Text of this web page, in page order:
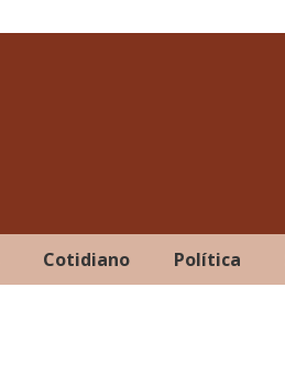
Cotidiano Política